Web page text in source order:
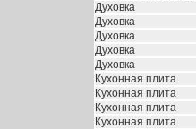
Духовка
Духовка
Духовка
Духовка
Духовка
Кухонная плита
Кухонная плита
Кухонная плита
Кухонная плита